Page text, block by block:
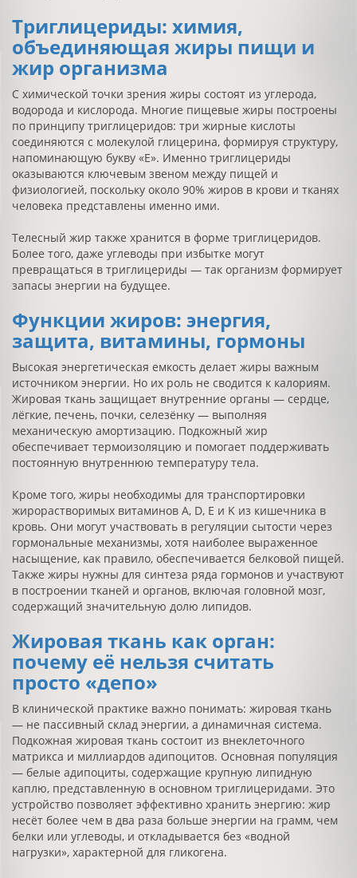
Триглицериды: химия,
объединяющая жиры пищи и
жир организма
С химической точки зрения жиры состоят из углерода,
водорода и кислорода. Многие пищевые жиры построены
по принципу триглицеридов: три жирные кислоты
соединяются с молекулой глицерина, формируя структуру,
напоминающую букву «Е». Именно триглицериды
оказываются ключевым звеном между пищей и
физиологией, поскольку около 90% жиров в крови и тканях
человека представлены именно ими.
Телесный жир также хранится в форме триглицеридов.
Более того, даже углеводы при избытке могут
превращаться в триглицериды — так организм формирует
запасы энергии на будущее.
Функции жиров: энергия,
защита, витамины, гормоны
Высокая энергетическая емкость делает жиры важным
источником энергии. Но их роль не сводится к калориям.
Жировая ткань защищает внутренние органы — сердце,
лёгкие, печень, почки, селезёнку — выполняя
механическую амортизацию. Подкожный жир
обеспечивает термоизоляцию и помогает поддерживать
постоянную внутреннюю температуру тела.
Кроме того, жиры необходимы для транспортировки
жирорастворимых витаминов A, D, E и K из кишечника в
кровь. Они могут участвовать в регуляции сытости через
гормональные механизмы, хотя наиболее выраженное
насыщение, как правило, обеспечивается белковой пищей.
Также жиры нужны для синтеза ряда гормонов и участвуют
в построении тканей и органов, включая головной мозг,
содержащий значительную долю липидов.
Жировая ткань как орган:
почему её нельзя считать
просто «депо»
В клинической практике важно понимать: жировая ткань
— не пассивный склад энергии, а динамичная система.
Подкожная жировая ткань состоит из внеклеточного
матрикса и миллиардов адипоцитов. Основная популяция
— белые адипоциты, содержащие крупную липидную
каплю, представленную в основном триглицеридами. Это
устройство позволяет эффективно хранить энергию: жир
несёт более чем в два раза больше энергии на грамм, чем
белки или углеводы, и откладывается без «водной
нагрузки», характерной для гликогена.